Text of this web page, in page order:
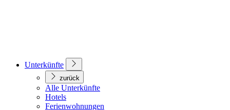
Unterkünfte
zurück
Alle Unterkünfte
Hotels
Ferienwohnungen